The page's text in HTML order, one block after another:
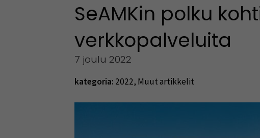
SeAMKin polku
verkkopalveluita
7 joulu 2022
kategoria: 2022, Muut artikkelit